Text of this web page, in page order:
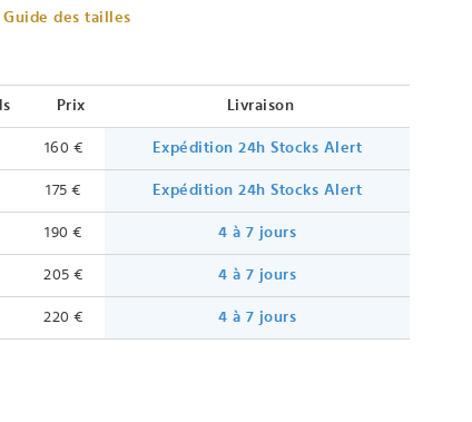
Guide des tailles
Prix Livraison
160 € Expédition 24hStocks Alert
175 € Expédition 24hStocks Alert
190 € 4 à 7 jours
205 € 4 à 7 jours
220 € 4 à 7 jours